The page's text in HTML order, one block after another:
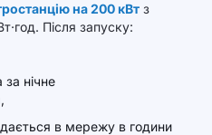
на 200 кВт з
Після запуску:
нічне
в мережу в години